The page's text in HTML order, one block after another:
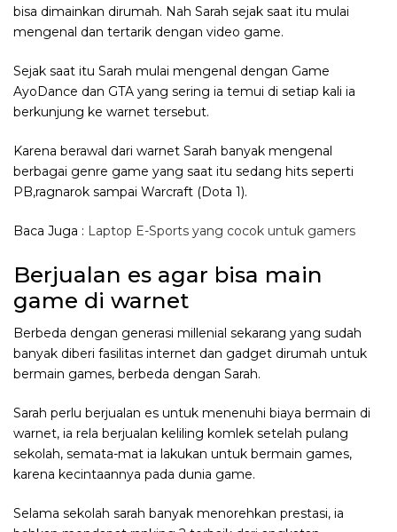
bisa dimainkan dirumah. Nah Sarah sejak saat itu mulai
mengenal dan tertarik dengan video game.
Sejak saat itu Sarah mulai mengenal dengan Game
AyoDance dan GTA yang sering ia temui di setiap kali ia
berkunjung ke warnet tersebut.
Karena berawal dari warnet Sarah banyak mengenal
berbagai genre game yang saat itu sedang hits seperti
PB,ragnarok sampai Warcraft (Dota 1).
Baca Juga : Laptop E-Sports yang cocok untuk gamers
Berjualan es agar bisa main
game di warnet
Berbeda dengan generasi millenial sekarang yang sudah
banyak diberi fasilitas internet dan gadget dirumah untuk
bermain games, berbeda dengan Sarah.
Sarah perlu berjualan es untuk menenuhi biaya bermain di
warnet, ia rela berjualan keliling komlek setelah pulang
sekolah, semata-mat ia lakukan untuk bermain games,
karena kecintaannya pada dunia game.
Selama sekolah sarah banyak menorehkan prestasi, ia